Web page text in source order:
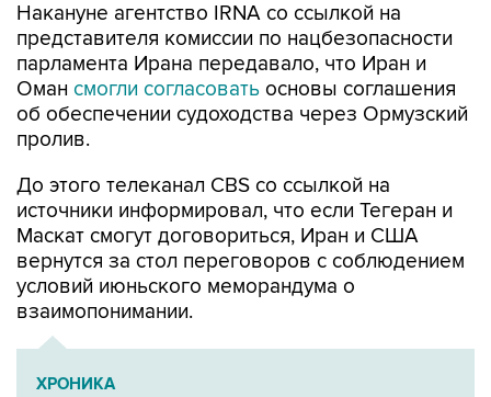
Накануне агентство IRNA со ссылкой на
представителя комиссии по нацбезопасности
парламента Ирана передавало, что Иран и
Оман смогли согласовать основы соглашения
об обеспечении судоходства через Ормузский
пролив.
До этого телеканал CBS со ссылкой на
источники информировал, что если Тегеран и
Маскат смогут договориться, Иран и США
вернутся за стол переговоров с соблюдением
условий июньского меморандума о
взаимопонимании.
ХРОНИКА